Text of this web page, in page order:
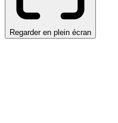
Regarder en plein écran